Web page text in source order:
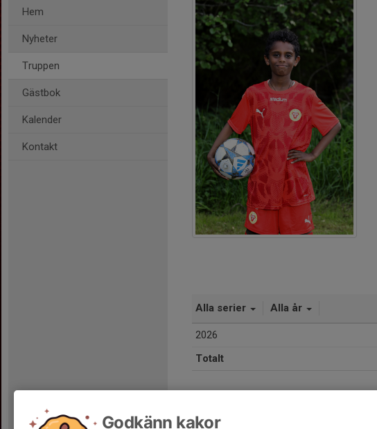
Hem
Nyheter
Truppen
Gästbok
Kalender
Kontakt
Alla serier Alla år
2026
Totalt
Godkänn kakor